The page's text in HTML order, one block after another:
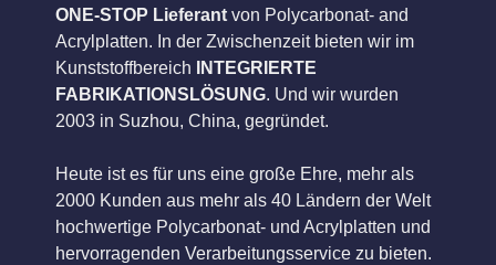
ONE-STOP Lieferant von Polycarbonat- and
Acrylplatten. In der Zwischenzeit bieten wir im
Kunststoffbereich
INTEGRIERTE
FABRIKATIONSLÖSUNG. Und wir wurden
2003 in Suzhou, China, gegründet.
Heute ist es für uns eine große Ehre, mehr als
2000 Kunden aus mehr als 40 Ländern der Welt
hochwertige Polycarbonat- und Acrylplatten und
hervorragenden Verarbeitungsservice zu bieten.